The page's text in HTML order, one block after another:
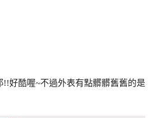
!!好酷喔~不過外表有點髒髒舊舊的是